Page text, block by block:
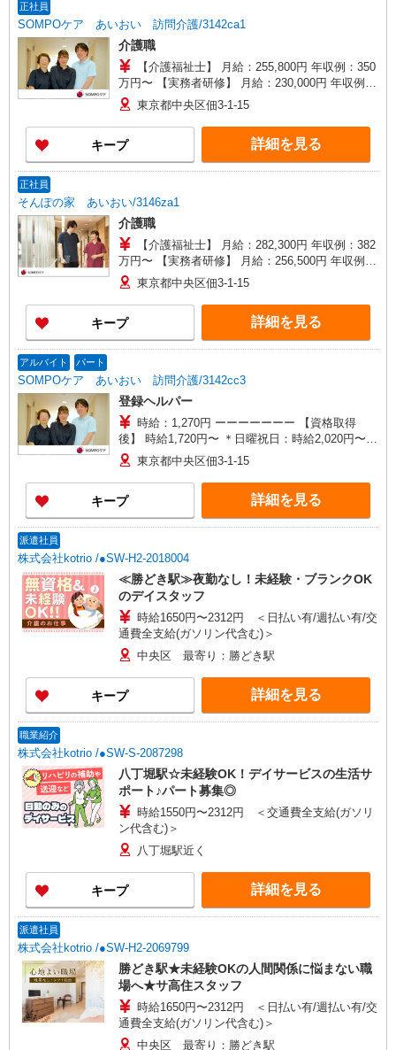
正社員
SOMPOケア あいおい 訪問介護/3142ca1
介護職
【介護福祉士】 月給：255,800円 年収例：350
万円〜 【実務者研修】 月給：230,000円 年収例：
316万円〜 【初任者研修】 月給：220,300円 年収
例：305万円〜 ※職務手当、（東京都）居住支援
特別手当、日祝手当（月平均2回分）等、毎月平均
的に支払われる手当を含みます。 ※介護福祉士の
み、特別職務手当も含む ※居住支援特別手当は勤
く） ◎賞与：基本給2.08ヶ月分/年支給 ◎残業時
は別途時間外手当支給（超過1分〜）
東京都中央区佃3-1-15
キープ 詳細を見る
正社員
そんぽの家 あいおい/3146za1
介護職
【介護福祉士】 月給：282,300円 年収例：382
万円〜 【実務者研修】 月給：256,500円 年収例：
347万円〜 【初任者研修・無資格】 月給：
246,800円 年収例：337万円〜 ※職務手当、（東
京都）居住支援特別手当、日祝手当（月平均2回
分）、深夜勤手当（月平均3回分）等、毎月平均的
に支払われる手当を含みます。 ※介護福祉士の
当支給（超過1分〜） ◎居住支援特別手当は勤続5
年目までの方はさらに1万円支給（再入社は除く）
◎賞与 基本給2.08ヶ月分/年支給
東京都中央区佃3-1-15
キープ 詳細を見る
アルバイト パート
SOMPOケア あいおい 訪問介護/3142cc3
登録ヘルパー
時給：1,270円 ーーーーーーー 【資格取得
後】 時給1,720円〜 ＊日曜祝日：時給2,020円〜
ーーーーーーー
東京都中央区佃3-1-15
キープ 詳細を見る
派遣社員
株式会社kotrio /●SW-H2-2018004
≪勝どき駅≫夜勤なし！未経験・ブランクOK
のデイスタッフ
時給1650円〜2312円 ＜日払い有/週払い有/交
通費全支給(ガソリン代含む)＞
中央区 最寄り：勝どき駅
キープ 詳細を見る
職業紹介
株式会社kotrio /●SW-S-2087298
八丁堀駅☆未経験OK！デイサービスの生活サ
ポート♪パート募集◎
時給1550円〜2312円 ＜交通費全支給(ガソリ
ン代含む)＞
八丁堀駅近く
キープ 詳細を見る
派遣社員
株式会社kotrio /●SW-H2-2069799
勝どき駅★未経験OKの人間関係に悩まない職
場へ★サ高住スタッフ
時給1650円〜2312円 ＜日払い有/週払い有/交
通費全支給(ガソリン代含む)＞
中央区 最寄り：勝どき駅